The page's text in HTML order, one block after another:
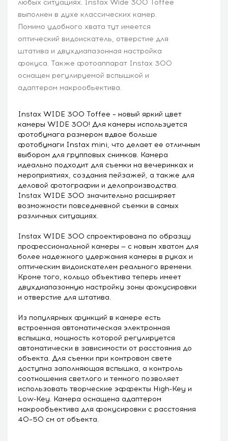
любых ситуациях. Instax Wide 300 Toffee
выполнен в духе классических камер.
Помимо удобного хвата тут имеется
оптический видоискатель, отверстие для
штатива и двухдиапазонная настройка
фокуса. Также фотоаппарат Instax 300
оснащен регулируемой вспышкой и
адаптером макрообьектива.
Instax WIDE 300 Toffee – новый яркий цвет
камеры WIDE 300! Для камеры используется
фотобумага размером вдвое больше
фотобумаги Instax mini, что делает ее отличным
выбором для групповых снимков. Камера
идеально подходит для съемки на вечеринках и
мероприятиях, создания пейзажей, а также для
деловой фотографии и делопроизводства.
Instax WIDE 300 значительно расширяет
возможности повседневной съемки в самых
различных ситуациях.
Instax WIDE 300 спроектирована по образцу
профессиональной камеры — с новым хватом для
более надежного удержания камеры в руках и
оптическим видоискателем реального времени.
Кроме того, кольцо объектива теперь имеет
двухдиапазонную настройку зоны фокусировки
и отверстие для штатива.
Из популярных функций в камере есть
встроенная автоматическая электронная
вспышка, мощность которой регулируется
автоматически в зависимости от расстояния до
объекта. Для съемки при контровом свете
доступна заполняющая вспышка, а контроль
соотношения светлого и темного позволяет
использовать творческие эффекты High-Key и
Low-Key. Камера оснащена адаптером
макрообъектива для фокусировки с расстояния
40–50 см от объекта.